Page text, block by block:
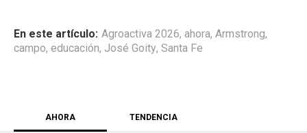
Agroactiva 2026, ahora, Armstrong,
campo, educación, José Goity, Santa Fe
AHORA TENDENCIA